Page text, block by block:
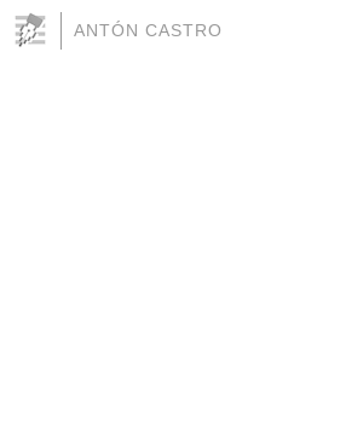
ANTÓN CASTRO